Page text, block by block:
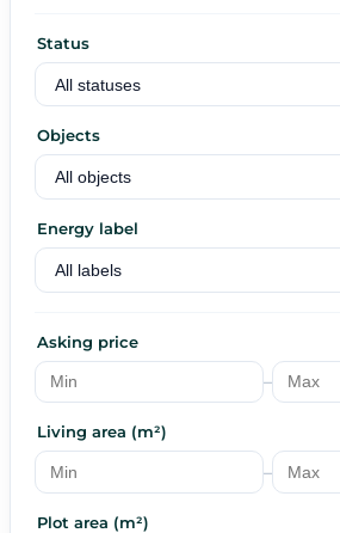
Status
Objects
Energy label
Asking price
–
Living area (m²)
–
Plot area (m²)